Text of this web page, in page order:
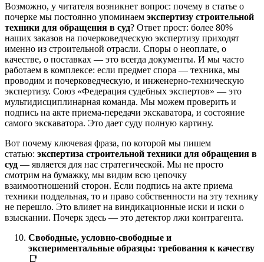
Возможно, у читателя возникнет вопрос: почему в статье о
почерке мы постоянно упоминаем экспертизу строительной
техники для обращения в суд? Ответ прост: более 80%
наших заказов на почерковедческую экспертизу приходят
именно из строительной отрасли. Споры о неоплате, о
качестве, о поставках — это всегда документы. И мы часто
работаем в комплексе: если предмет спора — техника, мы
проводим и почерковедческую, и инженерно-техническую
экспертизу. Союз «Федерация судебных экспертов» — это
мультидисциплинарная команда. Мы можем проверить и
подпись на акте приема-передачи экскаватора, и состояние
самого экскаватора. Это дает суду полную картину.
Вот почему ключевая фраза, по которой мы пишем
статью: экспертиза строительной техники для обращения в
суд — является для нас стратегической. Мы не просто
смотрим на бумажку, мы видим всю цепочку
взаимоотношений сторон. Если подпись на акте приема
техники поддельная, то и право собственности на эту технику
не перешло. Это влияет на виндикационные иски и иски о
взыскании. Почерк здесь — это детектор лжи контрагента.
Свободные, условно-свободные и
экспериментальные образцы: требования к качеству
📑